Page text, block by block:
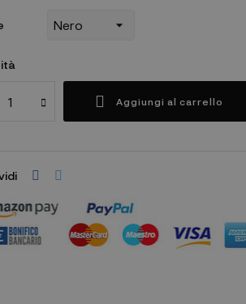
Aggiungi al carrello